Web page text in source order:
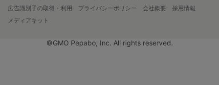
広告識別子の取得・利用
プライバシーポリシー 会社概要
採用情報
メディアキット
©GMO Pepabo, Inc. All rights reserved.